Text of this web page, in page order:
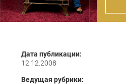
Дата публикации:
12.12.2008
Ведущая рубрики: